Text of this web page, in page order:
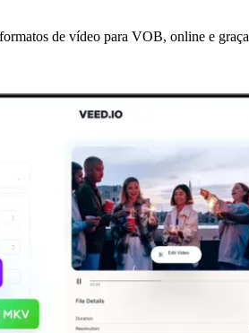
de vídeo para VOB, online e graça